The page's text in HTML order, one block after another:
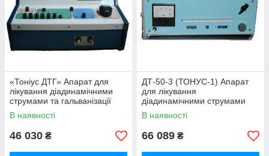
«Тоніус ДТГ» Апарат для
лікування діадинамічними
струмами та гальванізації
В наявності
46 030 ₴
ДТ-50-3 (ТОНУС-1) Апарат
для лікування
діадинамічними струмами
В наявності
66 089 ₴